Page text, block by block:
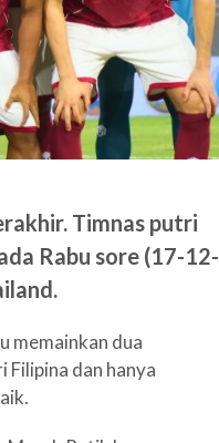
Timnas putri
Rabu sore (17-12-
memainkan dua
Filipina dan hanya